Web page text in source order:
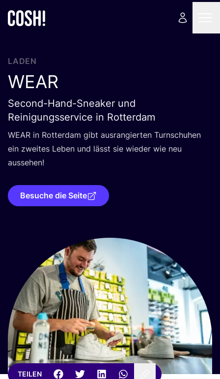
LADEN
WEAR
Second-Hand-Sneaker und
Reinigungsservice in Rotterdam
WEAR in Rot­ter­dam gibt aus­ran­gier­ten Turn­schu­hen
ein zwei­tes Leben und lässt sie wie­der wie neu
aussehen!
Besuche die Seite
TEILEN